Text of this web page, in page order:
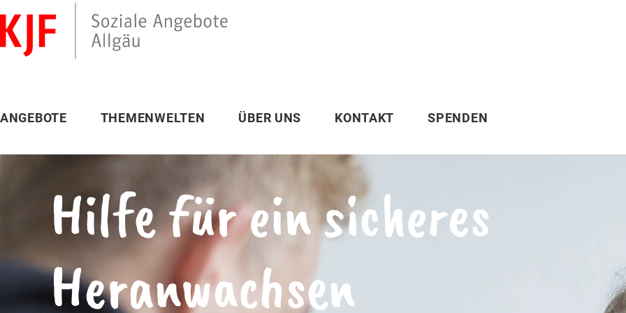
ANGEBOTE THEMENWELTEN ÜBER UNS KONTAKT SPENDEN
Hilfe für ein sicheres
Heranwachsen